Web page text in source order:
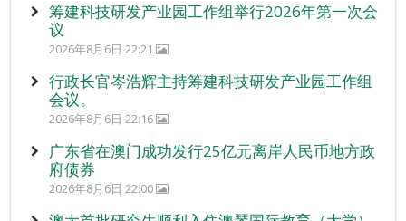
筹建科技研发产业园工作组举行2026年第一次会
议
2026年8月6日 22:21
行政长官岑浩辉主持筹建科技研发产业园工作组
会议。
2026年8月6日 22:16
广东省在澳门成功发行25亿元离岸人民币地方政
府债券
2026年8月6日 22:00